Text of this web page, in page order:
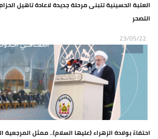
العتبة الحسينية تتبنى مرحلة جديدة لاعادة تاهيل
التصحر
23/05/22
احتفاءً بولادة الزهراء (عليها السلام).. ممثل المرجعية